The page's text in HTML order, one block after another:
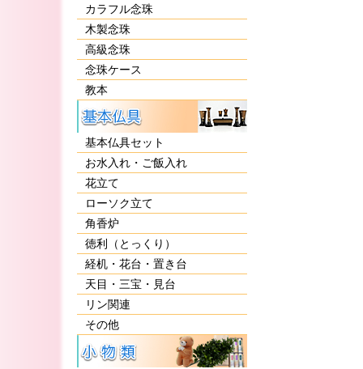
カラフル念珠
木製念珠
高級念珠
念珠ケース
教本
基本仏具セット
お水入れ・ご飯入れ
花立て
ローソク立て
角香炉
徳利（とっくり）
経机・花台・置き台
天目・三宝・見台
リン関連
その他